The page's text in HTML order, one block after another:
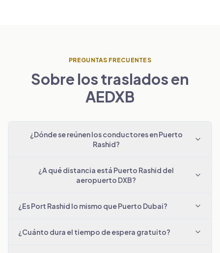
PREGUNTAS FRECUENTES
Sobre los traslados en
AEDXB
¿Dónde se reúnen los conductores en Puerto
Rashid?
¿A qué distancia está Puerto Rashid del
aeropuerto DXB?
¿Es Port Rashid lo mismo que Puerto Dubai?
¿Cuánto dura el tiempo de espera gratuito?